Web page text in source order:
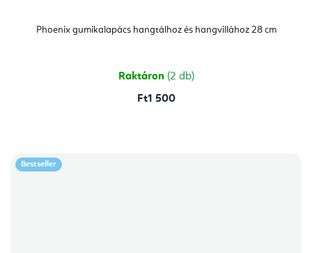
Phoenix gumikalapács hangtálhoz és hangvillához 28 cm
Raktáron (2 db)
Ft1 500
Bestseller